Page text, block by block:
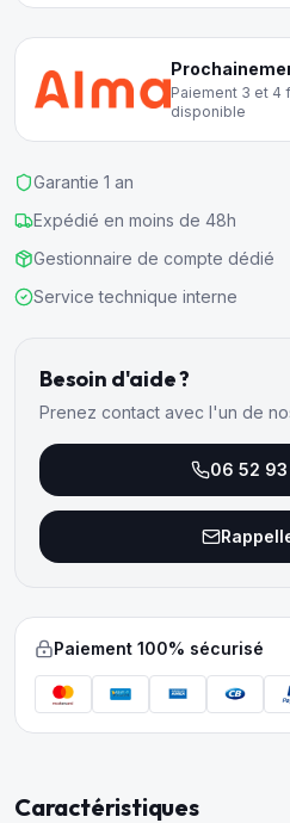
Paiement 3 et 4
disponible
Garantie 1 an
Expédié en moins de 48h
Gestionnaire de compte dédié
Service technique interne
Besoin d'aide ?
Prenez contact avec l'un de
06 52
Paiement 100% sécurisé
Caractéristiques